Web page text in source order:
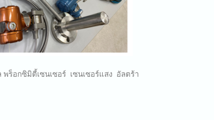
ร็อกซิมิตี้เซนเซอร์ เซนเซอร์แสง อัลตร้า